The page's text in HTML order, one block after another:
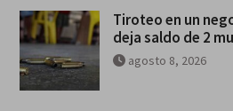
Tiroteo en un
deja saldo de 2
agosto 8, 2026